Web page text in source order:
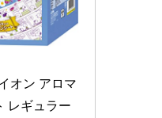
オン アロマ
レギュラー